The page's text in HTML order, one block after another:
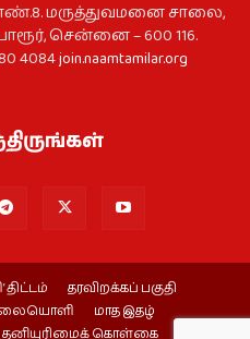
மருத்துவமனை சாலை,
சென்னை – 600 116.
4084join.naamtamilar.org
திட்டம்
தரவிறக்கப் பகுதி
மாத இதழ்
தனியுரிமைக் கொள்கை